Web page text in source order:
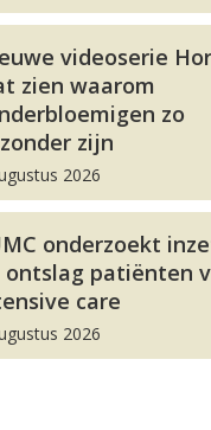
videoserie
zien waarom
zo
zijn
2026
onderzoekt
ontslag patiënten
care
2026